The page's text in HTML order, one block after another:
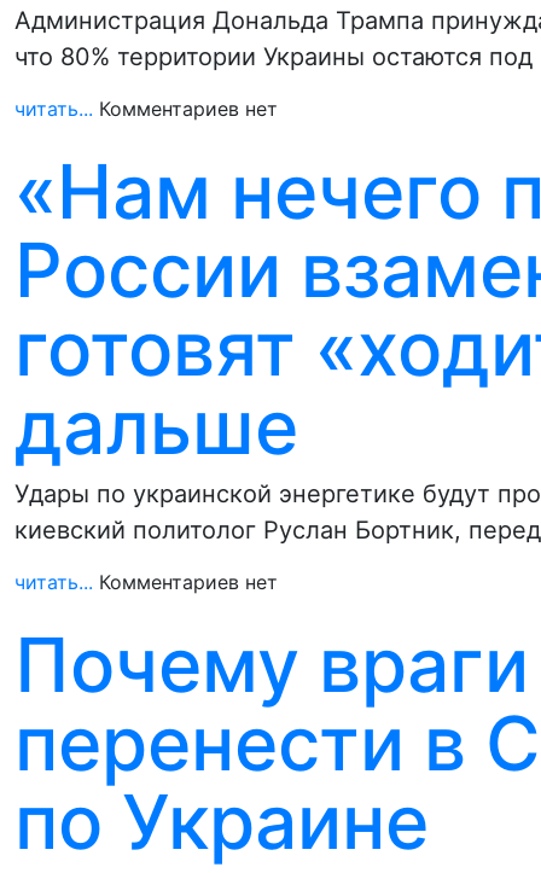
Администрация Дональда Трампа
что 80% территории Украины остаются
читать... Комментариев нет
«Нам нечего
России
готовят
дальше
Удары по украинской энергетике будут
киевский политолог Руслан Бортник,
читать... Комментариев нет
Почему
перенести в
по Украине